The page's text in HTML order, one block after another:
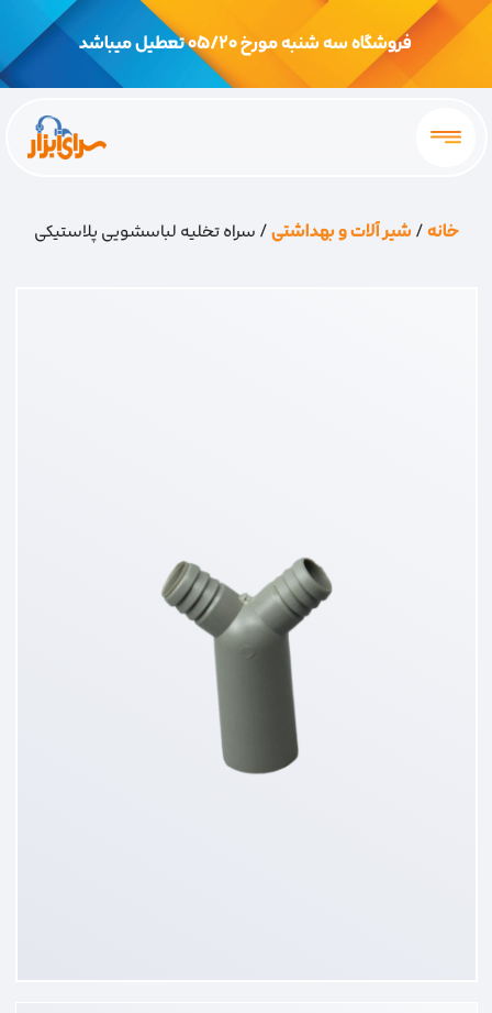
فروشگاه سه شنبه مورخ 05/20 تعطیل میباشد
خانه/شیر آلات و بهداشتی/ سراه تخلیه لباسشویی پلاستیکی